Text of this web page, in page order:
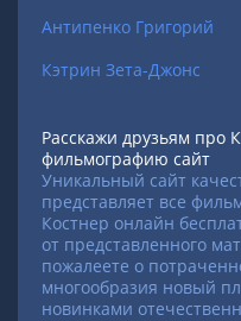
Антипенко Григорий
Кэтрин Зета-Джонс
Расскажи друзьям про
фильмографию сайт
Уникальный сайт
представляет все
Костнер онлайн
от представленного
пожалеете о
многообразия новый
новинками